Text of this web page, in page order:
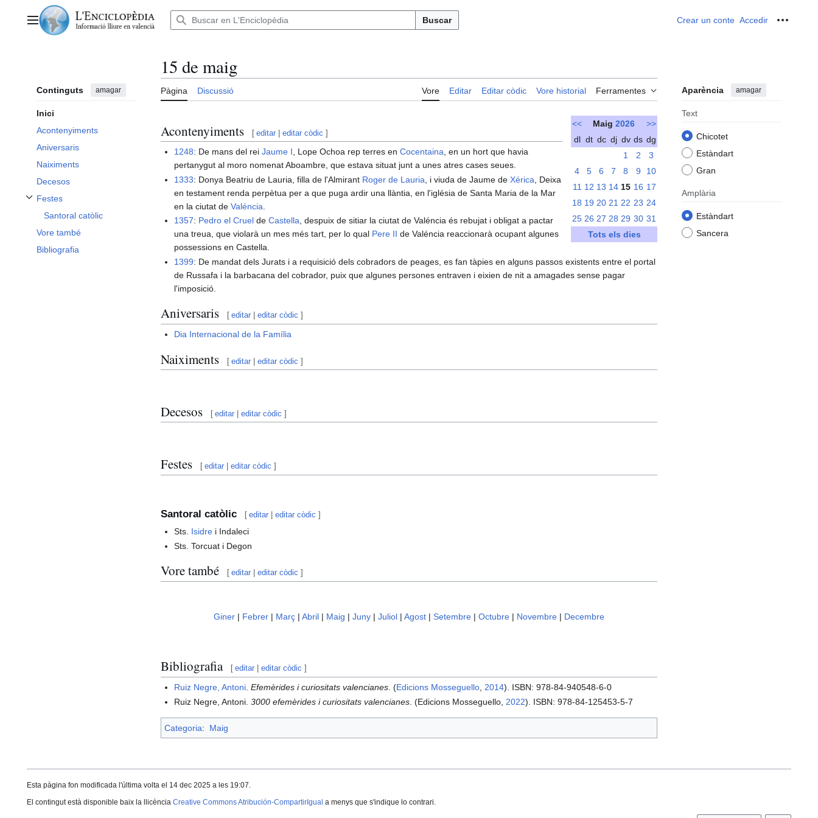
contingutMenú principal Buscar Crear un conte Accedir
Continguts amagar
Inici
Acontenyiments
Aniversaris
Naiximents
Decesos
Festes
Alternar subsecció Festes
Santoral catòlic
Vore també
Bibliografia
15 de maig
Pàgina Discussió Vore Editar Editar còdic Vore historial Ferramentes Aparència amagar
Text
Chicotet
Estàndart
Gran
Amplària
Estàndart
Sancera
<< Maig 2026
>>
dl dt dc dj dv ds dg
1
2
3
4
5 6 7 8 9
10
11 12 13 14 15 16 17
18 19 20 21 22 23 24
25 26 27 28 29 30 31
Tots els dies
Acontenyiments [ editar |editar còdic ]
1248: De mans del reiJaume I, Lope Ochoa rep terres enCocentaina, en un hort que havia
pertanygut al moro nomenat Aboambre, que estava situat junt a unes atres cases seues.
1333: Donya Beatriu de Lauria, filla de l'Almirant Roger de Lauria , i viuda de Jaume deXérica , Deixa
en testament renda perpètua per a que puga ardir una llàntia, en l'iglésia de Santa Maria de la Mar
en la ciutat deValéncia
1357: Pedro el Cruel deCastella , despuix de sitiar la ciutat de Valéncia és rebujat i obligat a pactar
una treua, que violarà un mes més tart, per lo qual Pere II de Valéncia reaccionarà ocupant algunes
possessions en Castella.
1399: De mandat dels Jurats i a requisició dels cobradors de peages, es fan tàpies en alguns passos existents entre el portal
de Russafa i la barbacana del cobrador, puix que algunes persones entraven i eixien de nit a amagades sense pagar
l'imposició.
Aniversaris [ editar |editar còdic ]
Dia Internacional de la Família
Naiximents [ editar |editar còdic ]
Decesos [ editar |editar còdic ]
Festes [ editar |editar còdic ]
Santoral catòlic [ editar |editar còdic ]
Sts. Isidre i Indaleci
Sts. Torcuat i Degon
Vore també [ editar |editar còdic ]
Giner | Febrer | Març | Abril | Maig | Juny | Juliol | Agost | Setembre | Octubre | Novembre | Decembre
Bibliografia [ editar |editar còdic ]
Ruiz Negre, Antoni .Efemèrides i curiositats valencianes . (Edicions Mosseguello 2014). ISBN: 978-84-940548-6-0
Ruiz Negre, Antoni.3000 efemèrides i curiositats valencianes . (Edicions Mosseguello, 2022). ISBN: 978-84-125453-5-7
Categoria: Maig
Esta pàgina fon modificada l'última volta el 14 dec 2025 a les 19:07.
El contingut està disponible baix la llicència Creative Commons Atribución-CompartirIgual a menys que s'indique lo contrari.